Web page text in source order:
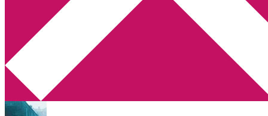
You are here:Home Archives for Irländska författare
Recension: Brottsplats: Faithful Place av
Tana French
2011-10-16 byAnnika